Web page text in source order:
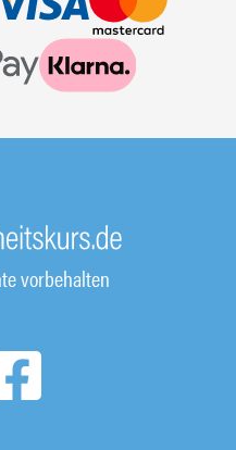
vorbehalten